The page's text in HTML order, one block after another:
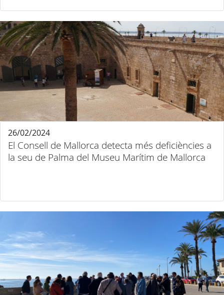
El Consell de Mallorca detecta més deficiències a
la seu de Palma del Museu Marítim de Mallorca
26/02/2024